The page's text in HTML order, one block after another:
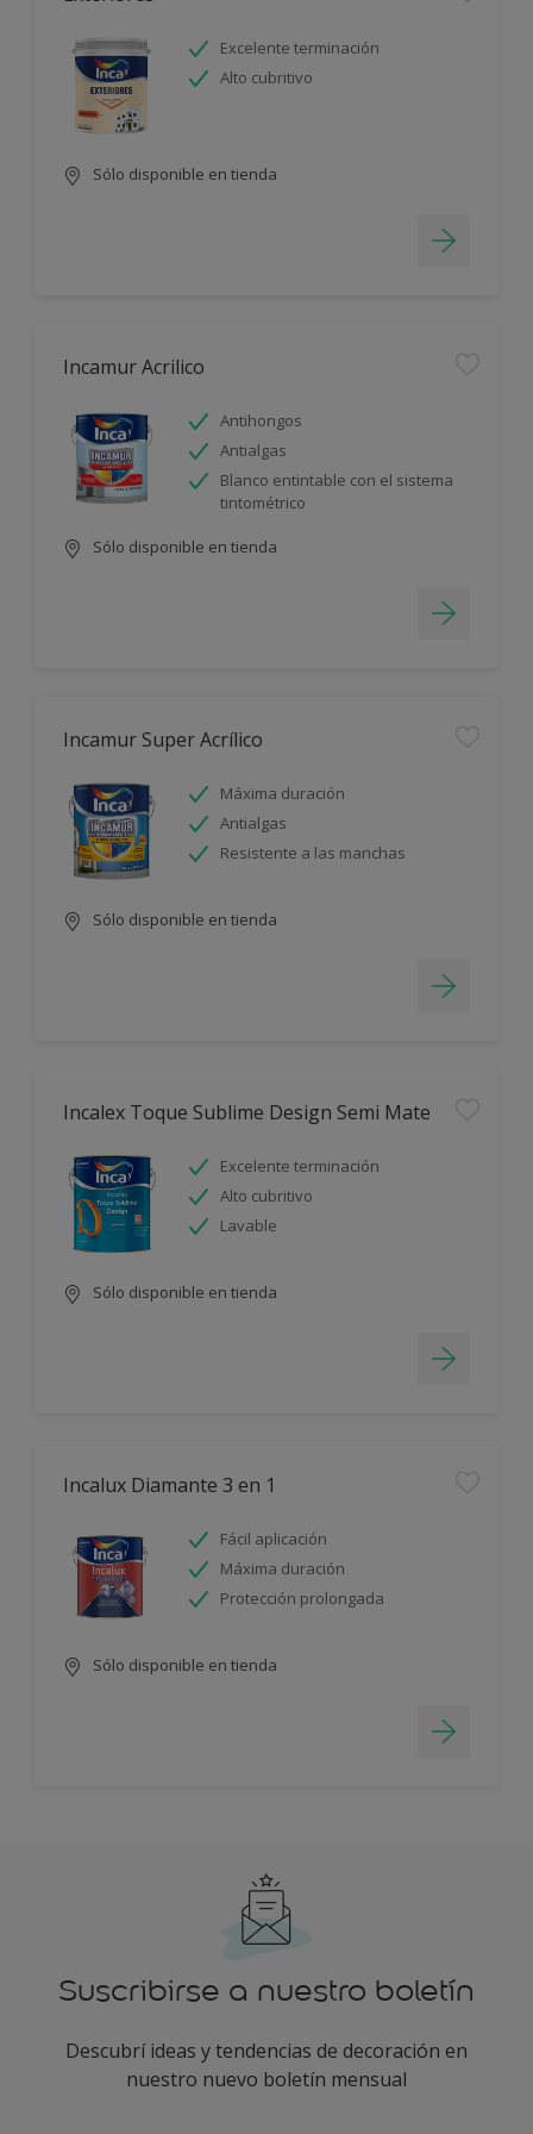
Excelente terminación
Alto cubritivo
Sólo disponible en tienda
Incamur Acrilico
Antihongos
Antialgas
Blanco entintable con el sistema
tintométrico
Sólo disponible en tienda
Incamur Super Acrílico
Máxima duración
Antialgas
Resistente a las manchas
Sólo disponible en tienda
Incalex Toque Sublime Design Semi Mate
Excelente terminación
Alto cubritivo
Lavable
Sólo disponible en tienda
Incalux Diamante 3 en 1
Fácil aplicación
Máxima duración
Protección prolongada
Sólo disponible en tienda
Suscribirse a nuestro boletín
Descubrí ideas y tendencias de decoración en
nuestro nuevo boletín mensual